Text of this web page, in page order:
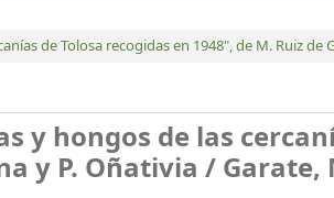
de Tolosa recogidas en 1948", de M. Ruiz de
y hongos de las
y P. Oñativia /Garate,